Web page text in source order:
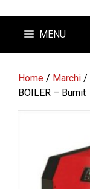
MENU
Home / Marchi /
BOILER – Burnit